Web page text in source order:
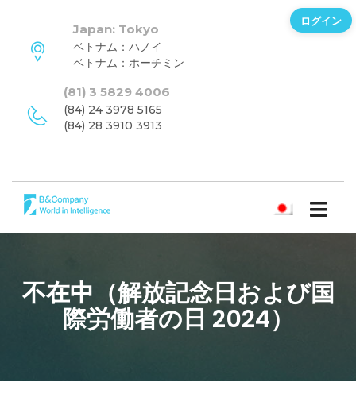
Japan: Tokyo
ベトナム：ハノイ
ベトナム：ホーチミン
(81) 3 5829 4006
(84) 24 3978 5165
(84) 28 3910 3913
日本語
不在中（解放記念日および国
際労働者の日 2024）
ログイン